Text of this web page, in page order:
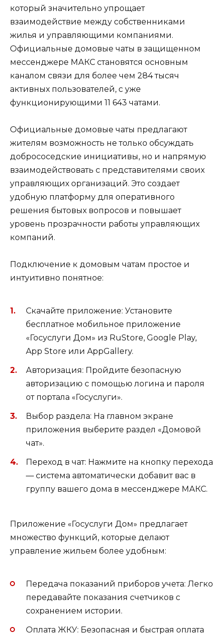
который значительно упрощает
взаимодействие между собственниками
жилья и управляющими компаниями.
Официальные домовые чаты в защищенном
мессенджере МАКС становятся основным
каналом связи для более чем 284 тысяч
активных пользователей, с уже
функционирующими 11 643 чатами.
Официальные домовые чаты предлагают
жителям возможность не только обсуждать
добрососедские инициативы, но и напрямую
взаимодействовать с представителями своих
управляющих организаций. Это создает
удобную платформу для оперативного
решения бытовых вопросов и повышает
уровень прозрачности работы управляющих
компаний.
Подключение к домовым чатам простое и
интуитивно понятное:
Скачайте приложение: Установите
бесплатное мобильное приложение
«Госуслуги Дом» из RuStore, Google Play,
App Store или AppGallery.
Авторизация: Пройдите безопасную
авторизацию с помощью логина и пароля
от портала «Госуслуги».
Выбор раздела: На главном экране
приложения выберите раздел «Домовой
чат».
Переход в чат: Нажмите на кнопку перехода
— система автоматически добавит вас в
группу вашего дома в мессенджере МАКС.
Приложение «Госуслуги Дом» предлагает
множество функций, которые делают
управление жильем более удобным:
Передача показаний приборов учета: Легко
передавайте показания счетчиков с
сохранением истории.
Оплата ЖКУ: Безопасная и быстрая оплата